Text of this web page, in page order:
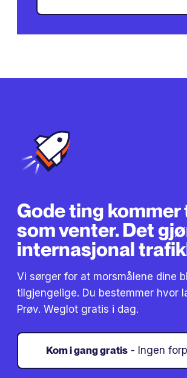
Gode ​​ting kommer
som venter. Det
internasjonal
Vi sørger for at morsmålene dine
tilgjengelige. Du bestemmer hvor
Prøv. Weglot gratis i dag.
Kom i gang gratis - Ingen